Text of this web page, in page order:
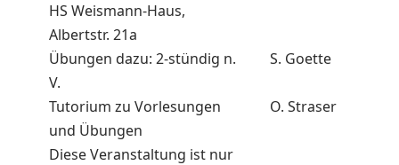
HS Weismann-Haus,
Albertstr. 21a
Übungen dazu: 2-stündig n.
V.
S. Goette
Tutorium zu Vorlesungen
und Übungen
O. Straser
Diese Veranstaltung ist nur